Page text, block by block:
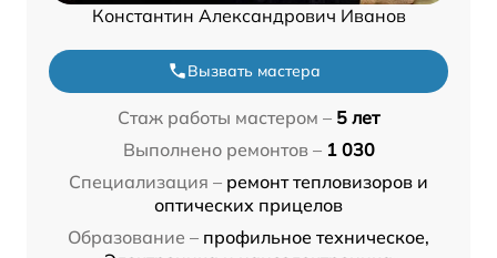
Константин Александрович Иванов
Вызвать мастера
Стаж работы мастером – 5 лет
Выполнено ремонтов – 1 030
Специализация – ремонт тепловизоров и
оптических прицелов
Образование – профильное техническое,